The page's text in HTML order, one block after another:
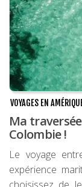
VOYAGES EN
Ma
Colombie !
Le voyage
expérience